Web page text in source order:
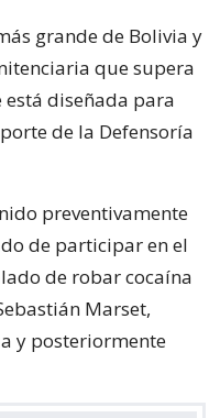
grande de Bolivia y
que supera
está diseñada para
de la Defensoría
preventivamente
de participar en el
de robar cocaína
Marset,
y posteriormente